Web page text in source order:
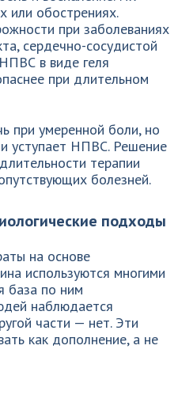
или обострениях.
при заболеваниях
сердечно-сосудистой
в виде геля
при длительном
при умеренной боли, но
уступает НПВС. Решение
терапии
болезней.
подходы
на основе
используются многими
база по ним
наблюдается
части — нет. Эти
как дополнение, а не